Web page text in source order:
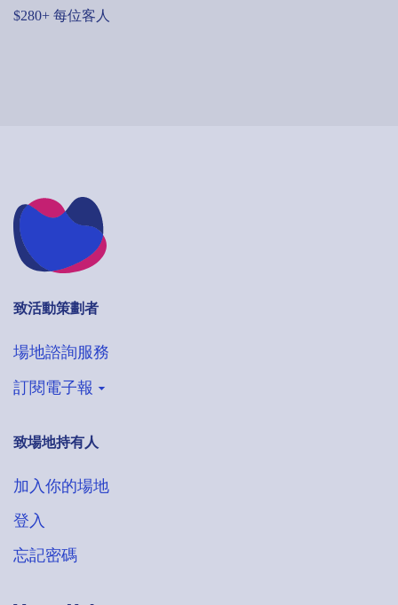
$280+ 每位客人
致活動策劃者
場地諮詢服務
訂閱電子報
登記收取VenueHub電子通訊
搶先獲得最新場地情報
致場地持有人
加入你的場地
登入
忘記密碼